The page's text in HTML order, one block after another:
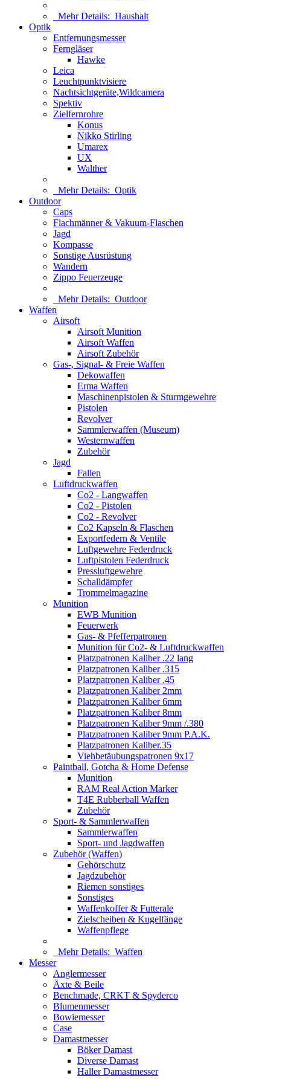
Mehr Details: Haushalt
Optik
Entfernungsmesser
Ferngläser
Hawke
Leica
Leuchtpunktvisiere
Nachtsichtgeräte,Wildcamera
Spektiv
Zielfernrohre
Konus
Nikko Stirling
Umarex
UX
Walther
Mehr Details: Optik
Outdoor
Caps
Flachmänner & Vakuum-Flaschen
Jagd
Kompasse
Sonstige Ausrüstung
Wandern
Zippo Feuerzeuge
Mehr Details: Outdoor
Waffen
Airsoft
Airsoft Munition
Airsoft Waffen
Airsoft Zubehör
Gas-, Signal- & Freie Waffen
Dekowaffen
Erma Waffen
Maschinenpistolen & Sturmgewehre
Pistolen
Revolver
Sammlerwaffen (Museum)
Westernwaffen
Zubehör
Jagd
Fallen
Luftdruckwaffen
Co2 - Langwaffen
Co2 - Pistolen
Co2 - Revolver
Co2 Kapseln & Flaschen
Exportfedern & Ventile
Luftgewehre Federdruck
Luftpistolen Federdruck
Pressluftgewehre
Schalldämpfer
Trommelmagazine
Munition
EWB Munition
Feuerwerk
Gas- & Pfefferpatronen
Munition für Co2- & Luftdruckwaffen
Platzpatronen Kaliber .22 lang
Platzpatronen Kaliber .315
Platzpatronen Kaliber .45
Platzpatronen Kaliber 2mm
Platzpatronen Kaliber 6mm
Platzpatronen Kaliber 8mm
Platzpatronen Kaliber 9mm /.380
Platzpatronen Kaliber 9mm P.A.K.
Platzpatronen Kaliber.35
Viehbetäubungspatronen 9x17
Paintball, Gotcha & Home Defense
Munition
RAM Real Action Marker
T4E Rubberball Waffen
Zubehör
Sport- & Sammlerwaffen
Sammlerwaffen
Sport- und Jagdwaffen
Zubehör (Waffen)
Gehörschutz
Jagdzubehör
Riemen sonstiges
Sonstiges
Waffenkoffer & Futterale
Zielscheiben & Kugelfänge
Waffenpflege
Mehr Details: Waffen
Messer
Anglermesser
Äxte & Beile
Benchmade, CRKT & Spyderco
Blumenmesser
Bowiemesser
Case
Damastmesser
Böker Damast
Diverse Damast
Haller Damastmesser